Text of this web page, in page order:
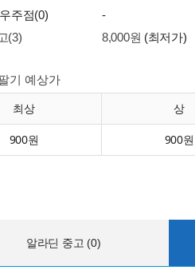
주점(0)
-
(3)
8,000원 (최저가)
기 예상가
최상 상
900원 900원
알라딘 중고 (0)